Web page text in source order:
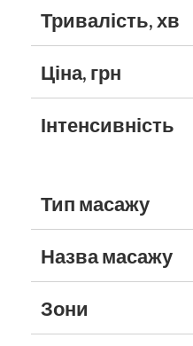
Тривалість, хв
Ціна, грн
Інтенсивність
Тип масажу
Назва масажу
Зони